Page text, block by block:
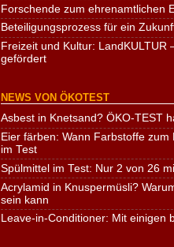
Forschende zum ehrenamtlichen
Beteiligungsprozess für ein
Freizeit und Kultur: LandKULTUR
gefördert
NEWS VON ÖKOTEST
Asbest in Knetsand? ÖKO-TEST
Eier färben: Wann Farbstoffe
im Test
Spülmittel im Test: Nur 2 von 26
Acrylamid in Knuspermüsli?
sein kann
Leave-in-Conditioner: Mit einigen